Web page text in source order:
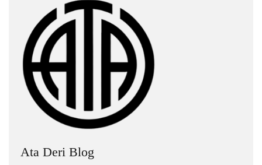
Ata Deri Blog